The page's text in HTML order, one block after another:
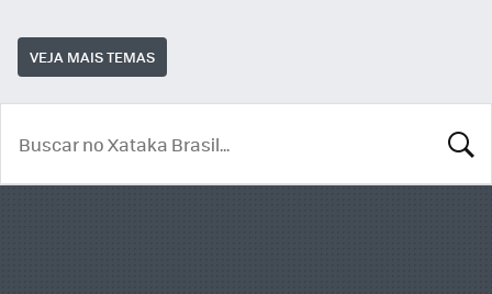
VEJA MAIS TEMAS